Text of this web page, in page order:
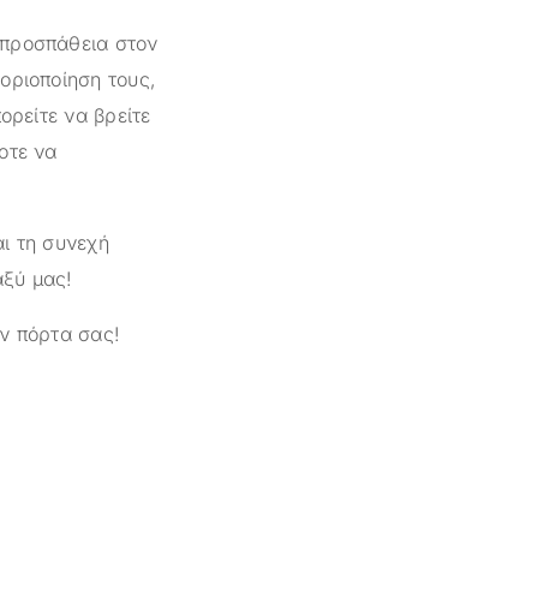
στον
τους,
να βρείτε
να
τη συνεχή
μας!
πόρτα σας!